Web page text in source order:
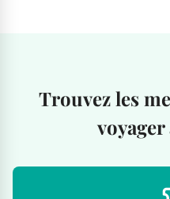
Trouvez les
voyager